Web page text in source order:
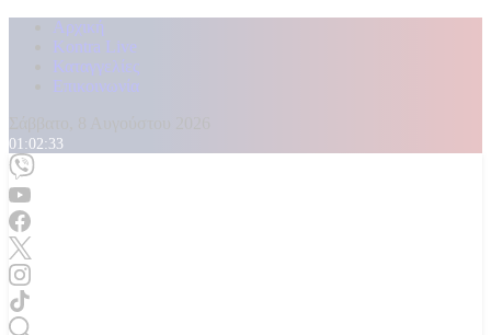
Αρχική
Kontra Live
Καταγγελίες
Επικοινωνία
01:02:35